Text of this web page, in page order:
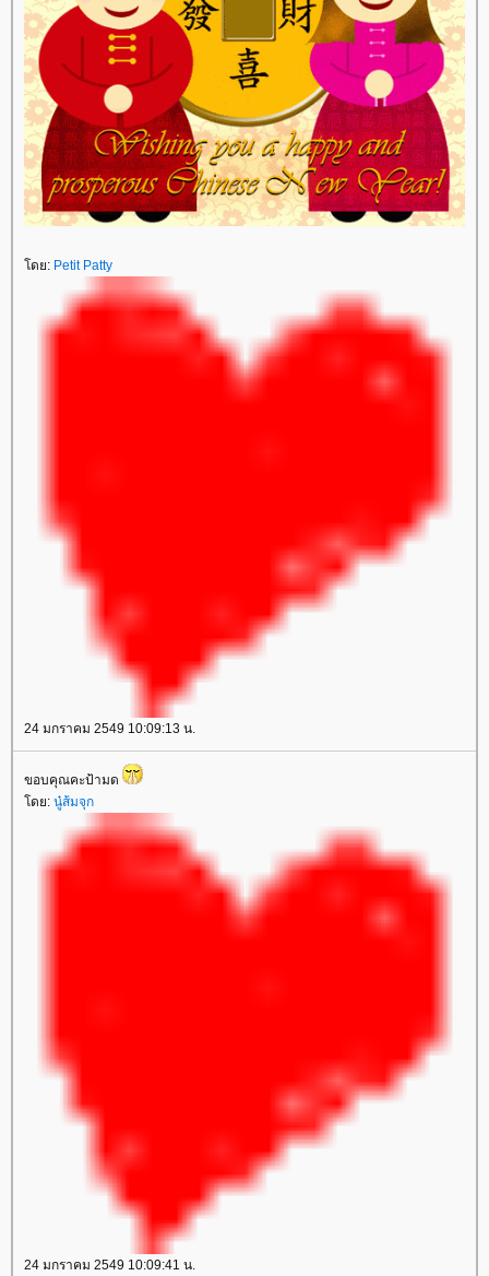
ดย: Petit Patty
24 มกราคม 2549 10:09:13 น.
ขอบคุณคะป้ามด
ดย: นู๋ส้มจุก
24 มกราคม 2549 10:09:41 น.